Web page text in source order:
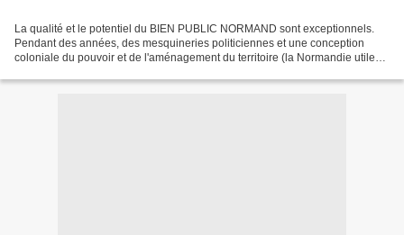
La qualité et le potentiel du BIEN PUBLIC NORMAND sont exceptionnels.
Pendant des années, des mesquineries politiciennes et une conception
coloniale du pouvoir et de l'aménagement du territoire (la Normandie utile